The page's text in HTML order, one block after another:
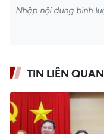
TIN LIÊN QUAN